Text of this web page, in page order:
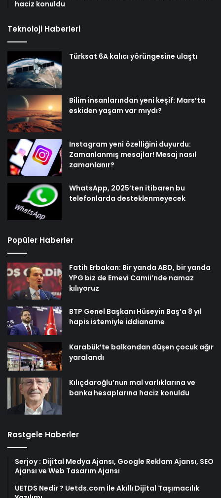
haciz konuldu
Teknoloji Haberleri
Türksat 6A kalıcı yörüngesine ulaştı
Bilim insanlarından yeni keşif: Mars’ta
eskiden yaşam var mıydı?
Instagram yeni özelliğini duyurdu:
Zamanlanmış mesajlar! Mesaj nasıl
zamanlanır?
WhatsApp, 2025’ten itibaren bu
telefonlarda desteklenmeyecek
Popüler Haberler
Fatih Erbakan: Bir yanda ABD, bir yanda
YPG biz de Emevi Camii’nde namaz
kılıyoruz
BTP Genel Başkanı Hüseyin Baş’a 8 yıl
hapis istemiyle iddianame
Karabük’te balkondan düşen çocuk ağır
yaralandı
Kılıçdaroğlu’nun mal varlıklarına ve
banka hesaplarına haciz konuldu
Rastgele Haberler
Serjoy : Dijital Medya Ajansı, Google Reklam Ajansı, SEO
Ajansı ve Web Tasarım Ajansı
UETDS Nedir ? Uetds.com İle Akıllı Dijital Taşımacılık